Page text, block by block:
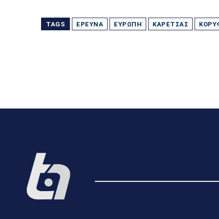
TAGS ΈΡΕΥΝΑ ΕΥΡΏΠΗ ΚΑΡΈΤΣΑΣ